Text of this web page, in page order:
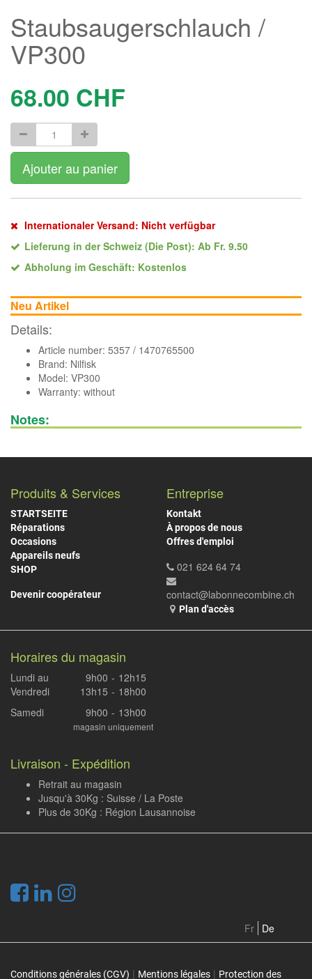
Staubsaugerschlauch /
VP300
68.00 CHF
Ajouter au panier
Internationaler Versand: Nicht verfügbar
Lieferung in der Schweiz (Die Post): Ab Fr. 9.50
Abholung im Geschäft: Kostenlos
Neu Artikel
Details:
Article number: 5357 / 1470765500
Brand: Nilfisk
Model: VP300
Warranty: without
Notes:
Produits & Services
STARTSEITE
Réparations
Occasions
Appareils neufs
SHOP
Devenir coopérateur
Entreprise
Kontakt
À propos de nous
Offres d'emploi
021 624 64 74
contact@labonnecombine.ch
Plan d'accès
Horaires du magasin
Lundi au
Vendredi
9h00
13h15
-
-
12h15
18h00
Samedi
9h00 - 13h00
magasin uniquement
Livraison - Expédition
Retrait au magasin
Jusqu'à 30Kg : Suisse / La Poste
Plus de 30Kg : Région Lausannoise
Fr De
Conditions générales (CGV) | Mentions légales | Protection des